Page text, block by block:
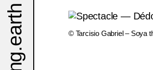
.earth ©️ Tarcisio Gabriel – Soya